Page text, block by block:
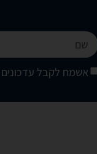
אשמח לקבל עדכונים